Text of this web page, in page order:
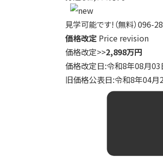
見学可能です!（無料）096-
価格改定 Price revision
価格改定>>2,898万円
価格改定日:令和8年08月03
旧価格公表日:令和8年04月